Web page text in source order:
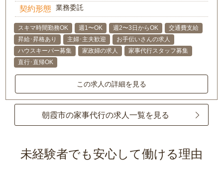
契約形態 業務委託
スキマ時間勤務OK 週1〜OK 週2〜3日からOK
交通費支給
昇給･昇格あり
主婦･主夫歓迎
お手伝いさんの求人
ハウスキーパー募集
家政婦の求人
家事代行スタッフ募集
直行･直帰OK
この求人の詳細を見る
朝霞市の家事代行の求人一覧を見る
未経験者でも安心して働ける理由